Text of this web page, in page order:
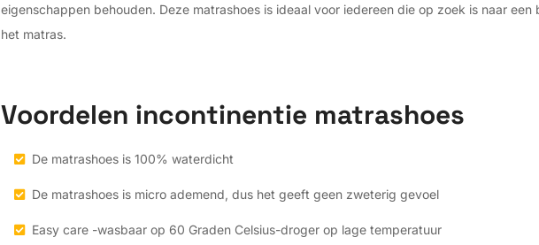
eigenschappen behouden. Deze matrashoes is ideaal voor iedereen die op zoek is naar
het matras.
Voordelen incontinentie matrashoes
De matrashoes is 100% waterdicht
De matrashoes is micro ademend, dus het geeft geen zweterig gevoel
Easy care -wasbaar op 60 Graden Celsius-droger op lage temperatuur